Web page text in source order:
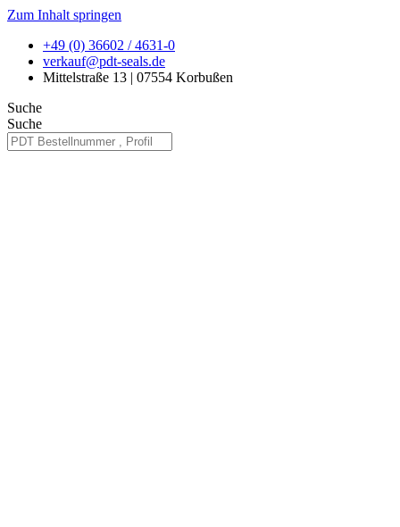
Zum Inhalt springen
+49 (0) 36602 / 4631-0
verkauf@pdt-seals.de
Mittelstraße 13 | 07554 Korbußen
Suche
Suche